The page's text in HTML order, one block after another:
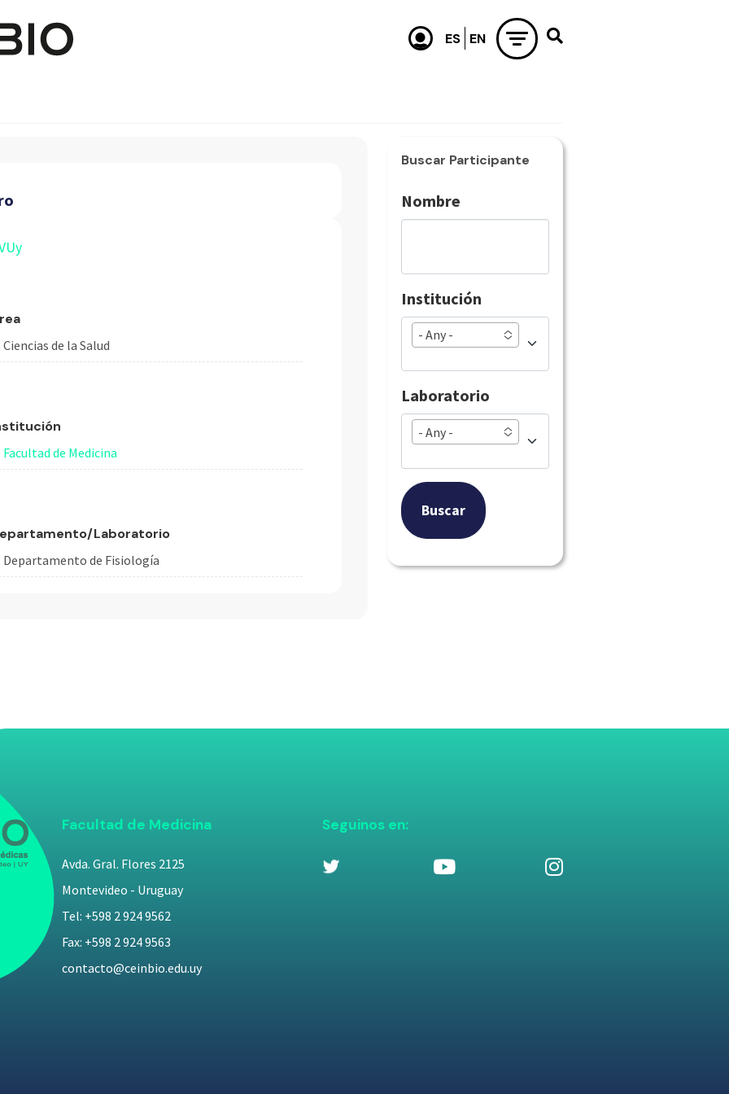
Ciencias de la Salud
Facultad de Medicina
Laboratorio
Departamento de Fisiología
Buscar Participante
Nombre
Institución
- Any -
Laboratorio
- Any -
Buscar
Facultad de Medicina
Avda. Gral. Flores 2125
Montevideo - Uruguay
Tel: +598 2 924 9562
Fax: +598 2 924 9563
contacto@ceinbio.edu.uy
Seguinos en: